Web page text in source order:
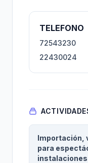
TELEFONO
72543230
22430024
Importación,
para